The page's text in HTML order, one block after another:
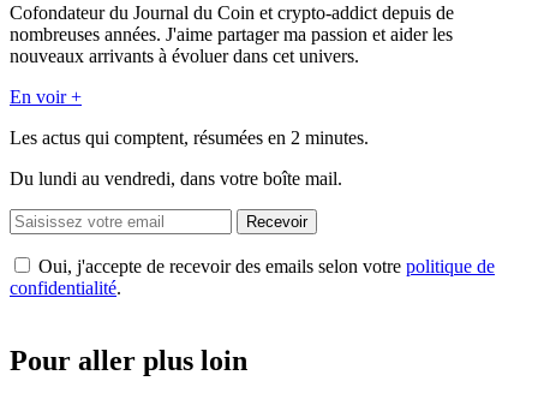
Cofondateur du Journal du Coin et crypto-addict depuis de
nombreuses années. J'aime partager ma passion et aider les
nouveaux arrivants à évoluer dans cet univers.
En voir +
Les actus qui comptent, résumées en 2 minutes.
Du lundi au vendredi, dans votre boîte mail.
Recevoir
Oui, j'accepte de recevoir des emails selon votre politique de
confidentialité.
Pour aller plus loin